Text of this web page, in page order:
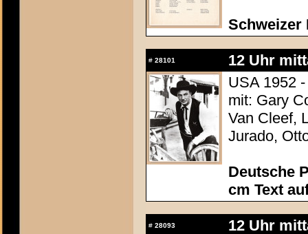
Schweizer
# 28101
12 Uhr
USA 1952
mit: Gary
Van Cleef,
Jurado,
Deutsche
cm Text
# 28093 12 Uhr